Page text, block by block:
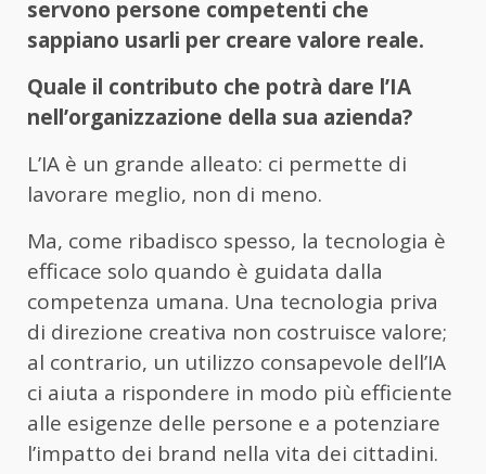
servono persone competenti che
sappiano usarli per creare valore reale.
Quale il contributo che potrà dare l’IA
nell’organizzazione della sua azienda?
L’IA è un grande alleato: ci permette di
lavorare meglio, non di meno.
Ma, come ribadisco spesso, la tecnologia è
efficace solo quando è guidata dalla
competenza umana. Una tecnologia priva
di direzione creativa non costruisce valore;
al contrario, un utilizzo consapevole dell’IA
ci aiuta a rispondere in modo più efficiente
alle esigenze delle persone e a potenziare
l’impatto dei brand nella vita dei cittadini.